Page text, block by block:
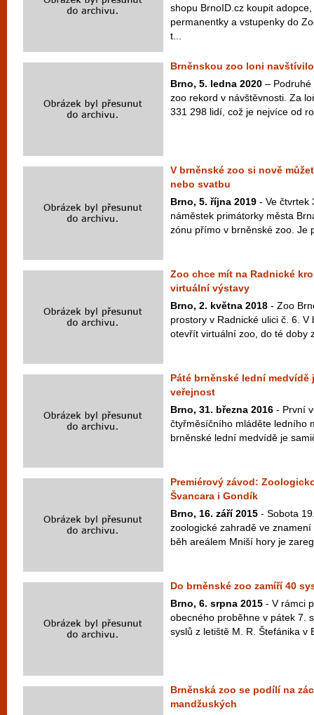
shopu BrnoID.cz koupit
permanentky a vstupenky do
t...
Brněnskou zoo loni
Brno, 5. ledna 2020 –
zoo rekord v návštěvnosti. Za
331 298 lidí, což je nejvíce od
V brněnské zoo si nově
nebo svatbu
Brno, 5. října 2019 - Ve čtvrtek
náměstek primátorky města
zónu přímo v brněnské zoo. Je
Zoo chce mít na Radnické
virtuální výstavy
Brno, 2. května 2018 - Zoo
prostory v Radnické ulici č. 6. V
otevřít virtuální zoo, do té doby
Páté brněnské lední medvídě
veřejnost
Brno, 31. března 2016 - První
čtyřměsíčního mláděte ledního
brněnské lední medvídě je
Premiérový závod:
Švancara i Gondík
Brno, 16. září 2015 - Sobota
zoologické zahradě ve
běh areálem Mniší hory je
Do brněnské zoo zamíří 40
Brno, 6. srpna 2015 - V rámci
obecného proběhne v pátek 7.
syslů z letiště M. R. Štefánika v
Brněnská zoo se podílí na
mandžuských